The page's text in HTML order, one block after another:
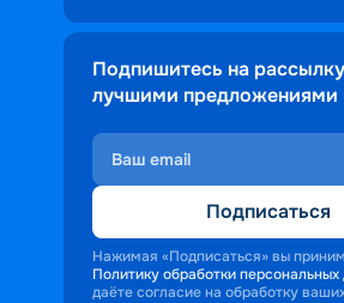
Подпишитесь на
лучшими предложениями
Подписаться
Нажимая «Подписаться» вы
Политику обработки персональных
даёте согласие на обработку